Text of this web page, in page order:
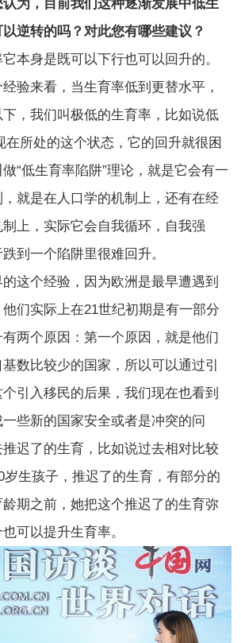
为，目前我们这种逐渐发展中低生
逆转的吗？对此您有哪些建议？
本身是既可以下行也可以回升的。
验来看，当生育率低到更替水平，
，我们叫极低的生育率，比如说低
在所处的这个状态，它的回升就很困
“低生育率陷阱”理论，就是它会有一
就是在人口学的机制上，还有在经
上，实际它会自我循环，自我强
到一个陷阱里很难回升。
这个经验，因为欧洲是最早遭遇到
们实际上在21世纪初期是有一部分
两个原因：第一个原因，就是他们
数比较少的国家，所以可以通过引
引入移民的后果，我们现在也看到
些新的国家安全或者是冲突的问
迟了的生育，比如说过去相对比较
岁生孩子，推迟了的生育，有部分的
期之前，她把这个推迟了的生育弥
可以提升生育率。